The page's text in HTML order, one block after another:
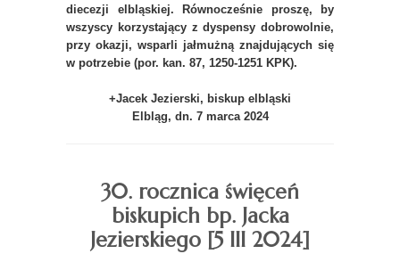
diecezji elbląskiej. Równocześnie proszę, by
wszyscy korzystający z dyspensy dobrowolnie,
przy okazji, wsparli jałmużną znajdujących się
w potrzebie (por. kan. 87, 1250-1251 KPK).
+Jacek Jezierski, biskup elbląski
Elbląg, dn. 7 marca 2024
30. rocznica święceń
biskupich bp. Jacka
Jezierskiego [5 III 2024]